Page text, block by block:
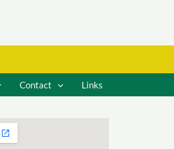
Contact Links